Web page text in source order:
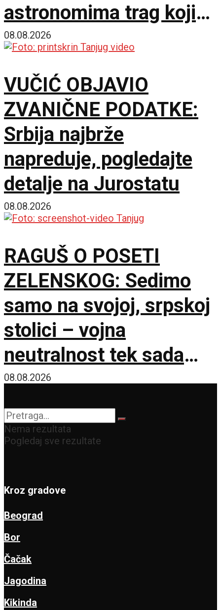
astronomima trag koji
čekaju decenijama
08.08.2026
VUČIĆ OBJAVIO
ZVANIČNE PODATKE:
Srbija najbrže
napreduje, pogledajte
detalje na Jurostatu
08.08.2026
RAGUŠ O POSETI
ZELENSKOG: Sedimo
samo na svojoj, srpskoj
stolici – vojna
neutralnost tek sada
dobija na značaju
08.08.2026
Nema rezultata
Pogledaj sve rezultate
Kroz gradove
Beograd
Bor
Čačak
Jagodina
Kikinda